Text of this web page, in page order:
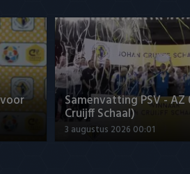
Samenvatting PSV - AZ
Cruijff Schaal)
3 augustus 2026 00:01